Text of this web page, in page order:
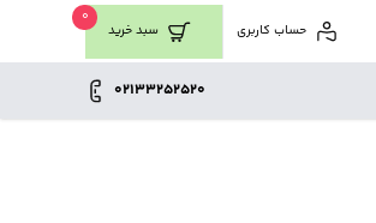
سبد خرید
0
حساب کاربری
02133252520